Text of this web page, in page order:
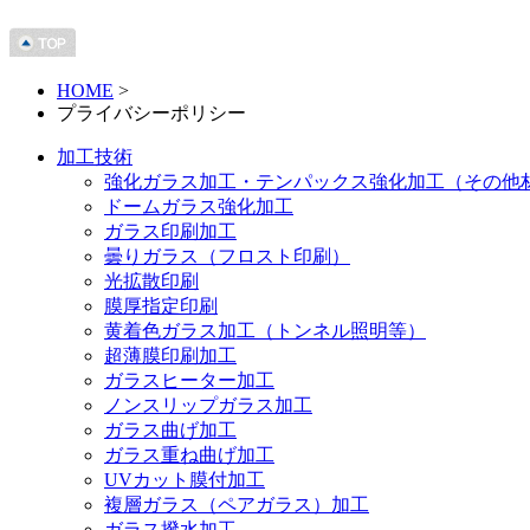
HOME >
プライバシーポリシー
加工技術
強化ガラス加工・テンパックス強化加工（その他
ドームガラス強化加工
ガラス印刷加工
曇りガラス（フロスト印刷）
光拡散印刷
膜厚指定印刷
黄着色ガラス加工（トンネル照明等）
超薄膜印刷加工
ガラスヒーター加工
ノンスリップガラス加工
ガラス曲げ加工
ガラス重ね曲げ加工
UVカット膜付加工
複層ガラス（ペアガラス）加工